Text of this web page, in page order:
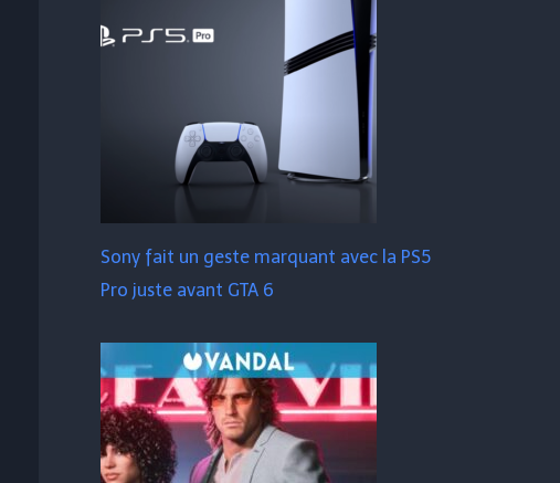
Sony fait un geste marquant avec la PS5
Pro juste avant GTA 6